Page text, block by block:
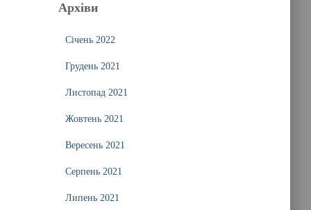
Архіви
Січень 2022
Грудень 2021
Листопад 2021
Жовтень 2021
Вересень 2021
Серпень 2021
Липень 2021